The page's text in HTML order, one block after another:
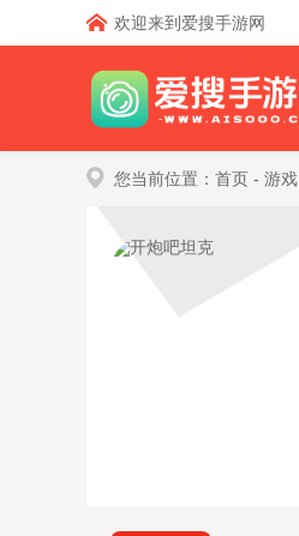
欢迎来到爱搜手游网
您当前位置： 首页 - 游戏